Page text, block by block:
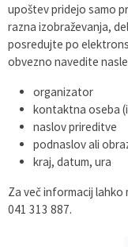
upoštev pridejo samo
razna izobraževanja,
posredujte po
obvezno navedite
organizator
kontaktna oseba
naslov prireditve
podnaslov ali
kraj, datum, ura
Za več informacij lahko
041 313 887.